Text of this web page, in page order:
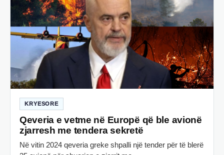
KRYESORE
Qeveria e vetme në Europë që ble avionë
zjarresh me tendera sekretë
Në vitin 2024 qeveria greke shpalli një tender për të blerë